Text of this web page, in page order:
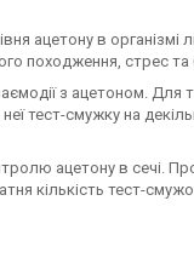
ацетону в
походження, стрес
з ацетоном. Для
тест-смужку на
ацетону в сечі.
кількість тест-